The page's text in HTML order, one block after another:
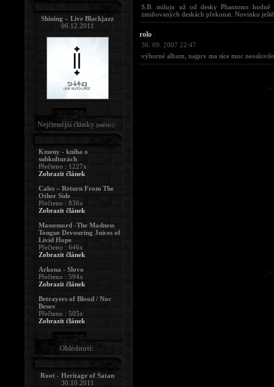
S.B. miluju už od desky Phantoms
zmiňovaných deskách překonat. Novinku
rolo
30. 09. 2007 22:47
výborné album, najprv ma síce moc
Shining – Live Blackjazz
06.12.2011
Nejčtenější články (měsíc):
Kmeny - kniha o
subkulturách
Přečteno : 1227x
Zobrazit článek
Cales – Return From The
Other Side
Přečteno : 836x
Zobrazit článek
Massemord -The Madness
Tongue Devouring Juices of
Livid Hope
Přečteno : 646x
Zobrazit článek
Arkona - Slovo
Přečteno : 594x
Zobrazit článek
Betrayers of Blood / Noc
Besov
Přečteno : 505x
Zobrazit článek
Ohlédnutí:
Root - Heritage of Satan
30.10.2011